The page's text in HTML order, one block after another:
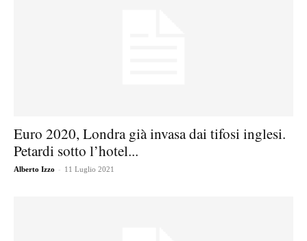
Euro 2020, Londra già invasa dai tifosi inglesi.
Petardi sotto l’hotel...
Alberto Izzo - 11 Luglio 2021